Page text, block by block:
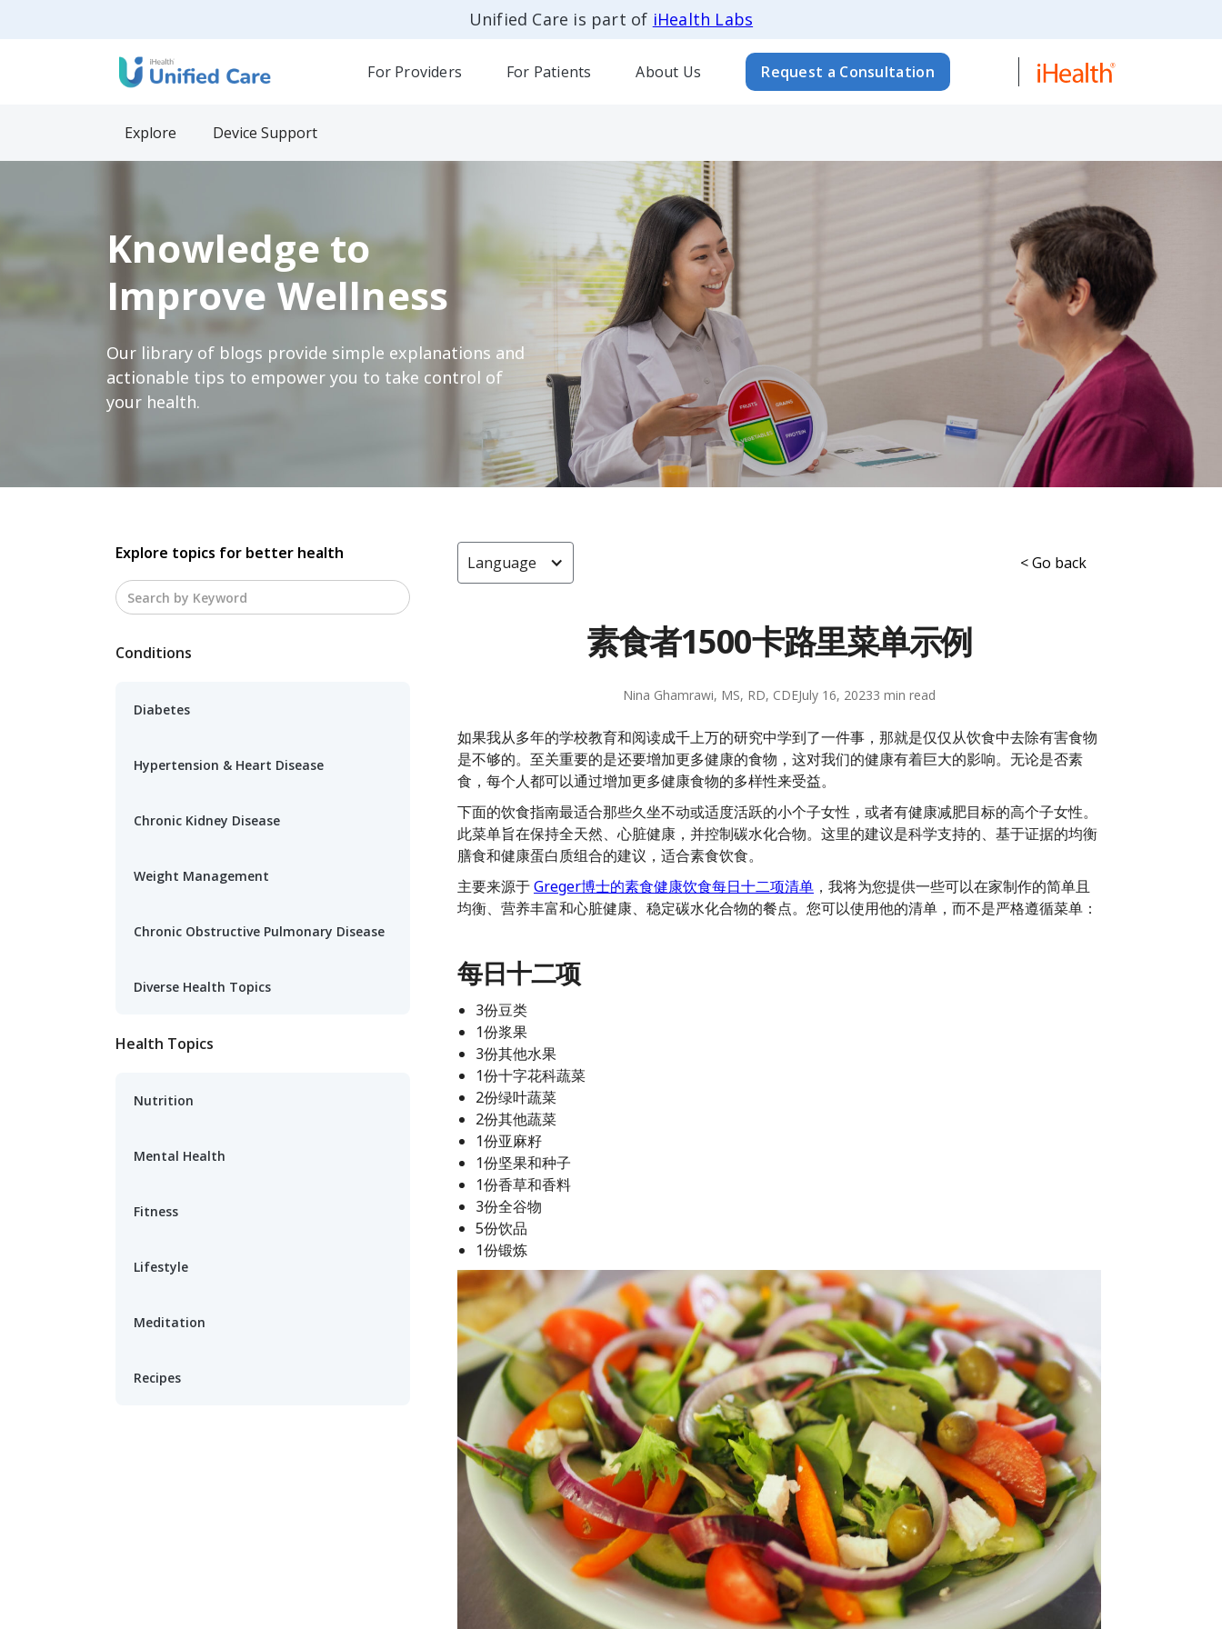
Unified Care is part of iHealth Labs
For Providers For Patients About Us Request a Consultation
Explore Device Support
Knowledge to
Improve Wellness
Our library of blogs provide simple explanations and
actionable tips to empower you to take control of
your health.
Explore topics for better health
Conditions
Diabetes
Hypertension & Heart Disease
Chronic Kidney Disease
Weight Management
Chronic Obstructive Pulmonary Disease
Diverse Health Topics
Health Topics
Nutrition
Mental Health
Fitness
Lifestyle
Meditation
Recipes
Language < Go back
素食者1500卡路里菜单示例
Nina Ghamrawi, MS, RD, CDEJuly 16, 20233
如果我从多年的学校教育和阅读成千上万的研究中学到了一件事，那就是仅仅从饮食中去除有害食物
是不够的。至关重要的是还要增加更多健康的食物，这对我们的健康有着巨大的影响。无论是否素
食，每个人都可以通过增加更多健康食物的多样性来受益。
下面的饮食指南最适合那些久坐不动或适度活跃的小个子女性，或者有健康减肥目标的高个子女性。
此菜单旨在保持全天然、心脏健康，并控制碳水化合物。这里的建议是科学支持的、基于证据的均衡
膳食和健康蛋白质组合的建议，适合素食饮食。
主要来源于Greger博士的素食健康饮食每日十二项清单，我将为您提供一些可以在家制作的简单且
均衡、营养丰富和心脏健康、稳定碳水化合物的餐点。您可以使用他的清单，而不是严格遵循菜单：
每日十二项
3份豆类
1份浆果
3份其他水果
1份十字花科蔬菜
2份绿叶蔬菜
2份其他蔬菜
1份亚麻籽
1份坚果和种子
1份香草和香料
3份全谷物
5份饮品
1份锻炼